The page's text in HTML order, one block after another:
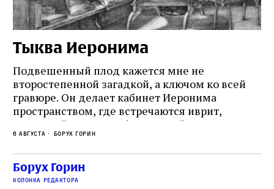
Тыква Иеронима
Подвешенный плод кажется мне не
второстепенной загадкой, а ключом ко всей
гравюре. Он делает кабинет Иеронима
пространством, где встречаются иврит,
греческий и латынь; буквальный смысл и
церковная традиция; филологическая
точность и понятность; переводчик,
убеждённый в необходимости исправления, и
читатель, воспринимающий исправление как
6 августа Борух Горин
Борух Горин
колонка редактора